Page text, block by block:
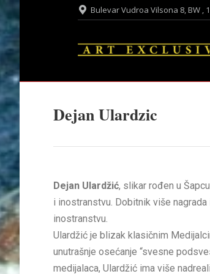
Bulevar Vudroa Vilsona 8, BW ,
Dejan Ulardzic
Dejan Ulardžić, slikar rođen u
i inostranstvu. Dobitnik više
inostranstvu.
Ulardžić je blizak klasičnim
unutrašnje osećanje “svesne
medijalaca, Ulardžić ima više